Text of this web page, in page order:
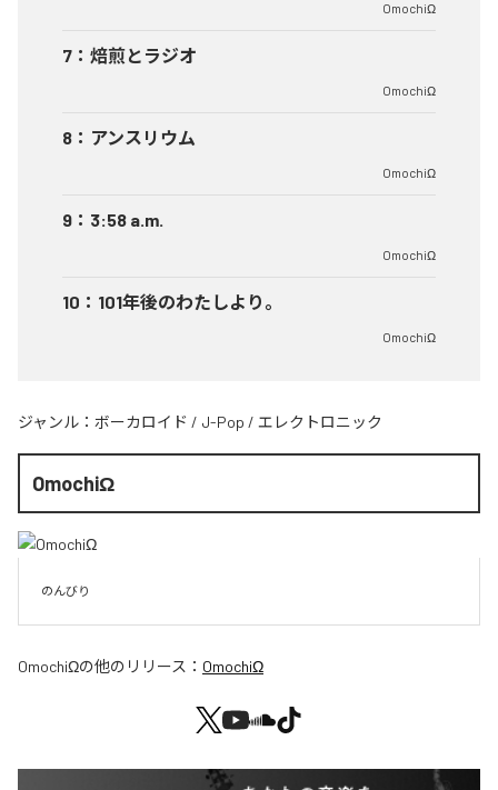
OmochiΩ
7 ： 焙煎とラジオ
OmochiΩ
8 ： アンスリウム
OmochiΩ
9 ： 3:58 a.m.
OmochiΩ
10 ： 101年後のわたしより。
OmochiΩ
ジャンル： ボーカロイド / J-Pop / エレクトロニック
OmochiΩ
のんびり
OmochiΩの他のリリース： OmochiΩ